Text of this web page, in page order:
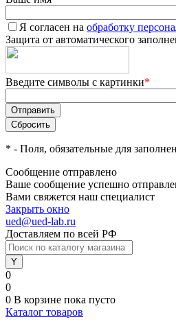
Я согласен на обработку
Защита от автоматического
Введите символы с картинки*
* - Поля, обязательные для
Сообщение отправлено
Ваше сообщение успешно
Вами свяжется наш специалист
Закрыть окно
ued@ued-lab.ru
Доставляем по всей РФ
0
0
0 В корзине пока пусто
Каталог товаров